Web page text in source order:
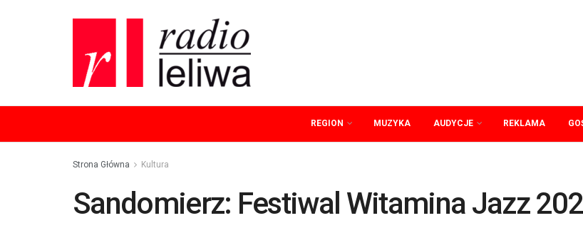
REGION MUZYKA AUDYCJE REKLAMA
Strona Główna Kultura
Sandomierz: Festiwal Witamina Jazz